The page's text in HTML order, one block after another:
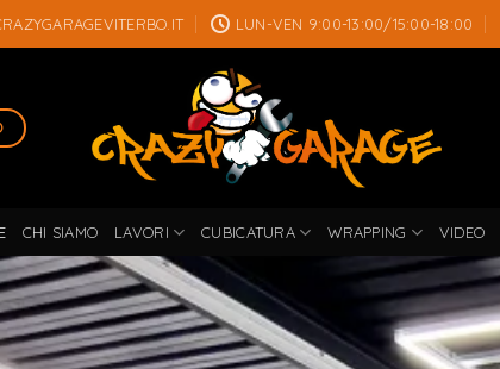
LUN-VEN 9:00-13:00/15:00-18:00
CHI SIAMO LAVORI CUBICATURA WRAPPING VIDEO